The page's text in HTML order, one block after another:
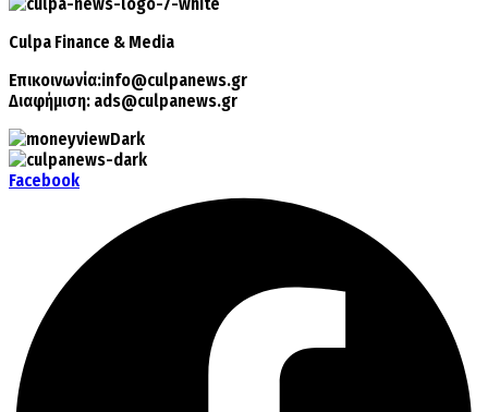
Culpa Finance & Media
Επικοινωνία:info@culpanews.gr
Διαφήμιση: ads@culpanews.gr
Facebook